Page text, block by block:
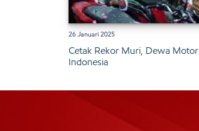
26 Januari 2025
Cetak Rekor Muri, Dewa Motor
Indonesia